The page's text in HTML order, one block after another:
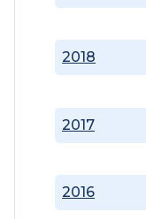
2016
2017
2018